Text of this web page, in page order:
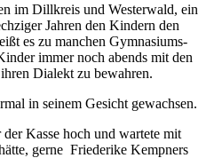
im Dillkreis und Westerwald, ein
Jahren den Kindern den
es zu manchen Gymnasiums-
immer noch abends mit den
Dialekt zu bewahren.
in seinem Gesicht gewachsen.
Kasse hoch und wartete mit
gerne Friederike Kempners